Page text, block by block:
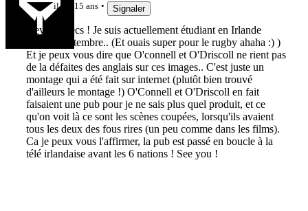
il y a 15 ans Signaler
Hey les mecs ! Je suis actuellement étudiant en Irlande
depuis Septembre.. (Et ouais super pour le rugby ahaha :) )
Et je peux vous dire que O'connell et O'Driscoll ne rient pas
de la défaites des anglais sur ces images.. C'est juste un
montage qui a été fait sur internet (plutôt bien trouvé
d'ailleurs le montage !) O'Connell et O'Driscoll en fait
faisaient une pub pour je ne sais plus quel produit, et ce
qu'on voit là ce sont les scènes coupées, lorsqu'ils avaient
tous les deux des fous rires (un peu comme dans les films).
Ca je peux vous l'affirmer, la pub est passé en boucle à la
télé irlandaise avant les 6 nations ! See you !